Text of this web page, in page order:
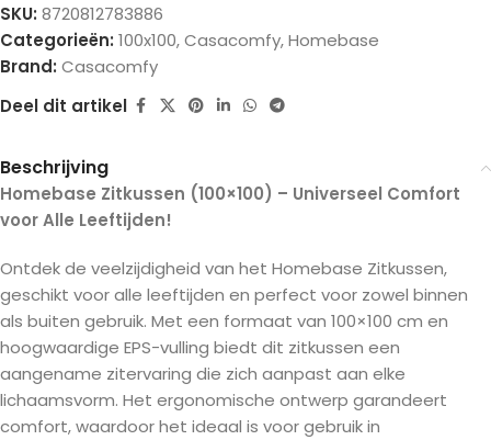
SKU: 8720812783886
Categorieën: 100x100,Casacomfy,Homebase
Brand: Casacomfy
Deel dit artikel
Beschrijving
Homebase Zitkussen (100×100) – Universeel Comfort
voor Alle Leeftijden!
Ontdek de veelzijdigheid van het Homebase Zitkussen,
geschikt voor alle leeftijden en perfect voor zowel binnen
als buiten gebruik. Met een formaat van 100×100 cm en
hoogwaardige EPS-vulling biedt dit zitkussen een
aangename zitervaring die zich aanpast aan elke
lichaamsvorm. Het ergonomische ontwerp garandeert
comfort, waardoor het ideaal is voor gebruik in